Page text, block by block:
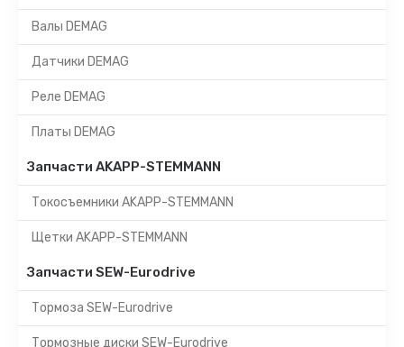
Валы DEMAG
Датчики DEMAG
Реле DEMAG
Платы DEMAG
Запчасти AKAPP-STEMMANN
Токосъемники AKAPP-STEMMANN
Щетки AKAPP-STEMMANN
Запчасти SEW-Eurodrive
Тормоза SEW-Eurodrive
Тормозные диски SEW-Eurodrive